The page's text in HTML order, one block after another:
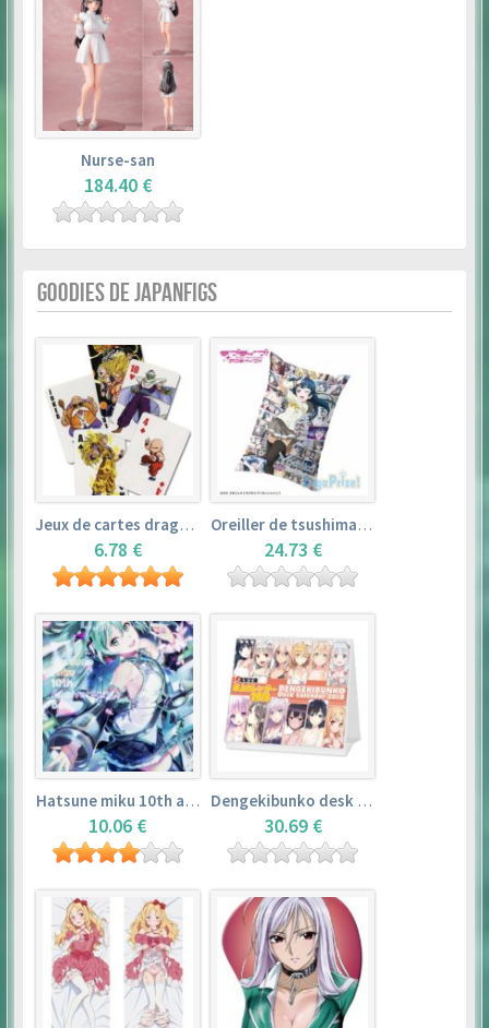
Nurse-san
184.40 €
GOODIES DE JAPANFIGS
Jeux de cartes dragon ball
6.78 €
Oreiller de tsushima yoshiko (35cm×53cm) – love live! sunshine!!
24.73 €
Hatsune miku 10th anniversary book
10.06 €
Dengekibunko desk calendar 2018
30.69 €